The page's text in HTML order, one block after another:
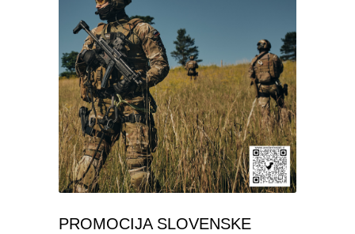
PROMOCIJA SLOVENSKE